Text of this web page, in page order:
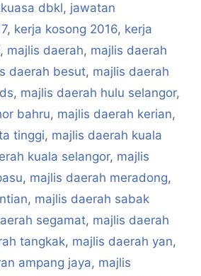
dbkl, jawatan
, kerja kosong 2016, kerja
, majlis daerah, majlis daerah
daerah besut, majlis daerah
, majlis daerah hulu selangor,
bahru, majlis daerah kerian,
tinggi, majlis daerah kuala
kuala selangor, majlis
, majlis daerah meradong,
, majlis daerah sabak
segamat, majlis daerah
tangkak, majlis daerah yan,
ampang jaya, majlis